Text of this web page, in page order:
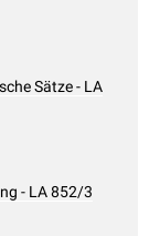
Sätze - LA
- LA 852/3